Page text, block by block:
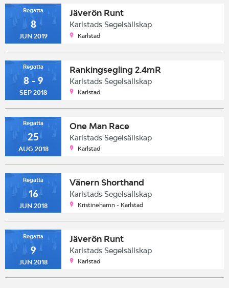
Regatta
8
JUN 2019
Jäverön Runt
Karlstads Segelsällskap
Karlstad
Regatta
8 - 9
SEP 2018
Rankingsegling 2.4mR
Karlstads Segelsällskap
Karlstad
Regatta
25
AUG 2018
One Man Race
Karlstads Segelsällskap
Karlstad
Regatta
16
JUN 2018
Vänern Shorthand
Karlstads Segelsällskap
Kristinehamn - Karlstad
Regatta
9
JUN 2018
Jäverön Runt
Karlstads Segelsällskap
Karlstad